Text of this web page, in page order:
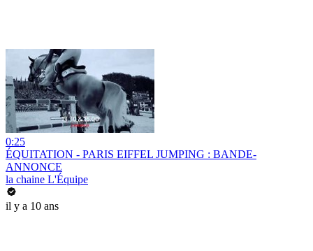
0:25
ÉQUITATION - PARIS EIFFEL JUMPING : BANDE-
ANNONCE
la chaine L'Équipe
il y a 10 ans